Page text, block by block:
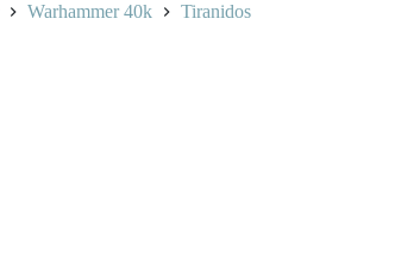
Warhammer 40k Tiranidos